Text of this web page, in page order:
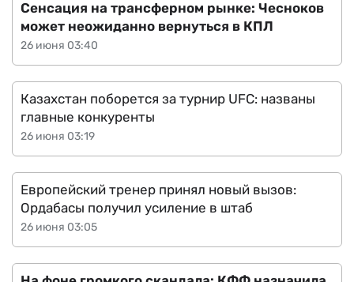
26 июня 03:40
Сенсация на трансферном рынке: Чесноков
может неожиданно вернуться в КПЛ
26 июня 03:19
Казахстан поборется за турнир UFC: названы
главные конкуренты
26 июня 03:05
Европейский тренер принял новый вызов:
Ордабасы получил усиление в штаб